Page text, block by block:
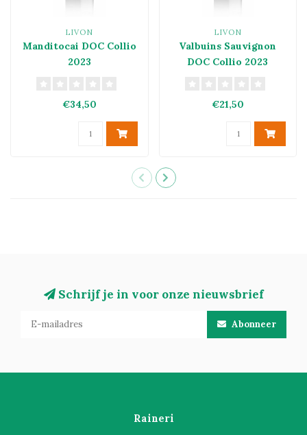
LIVON
Manditocai DOC Collio
2023
€34,50
LIVON
Valbuins Sauvignon
DOC Collio 2023
€21,50
Schrijf je in voor onze nieuwsbrief
Abonneer
Raineri